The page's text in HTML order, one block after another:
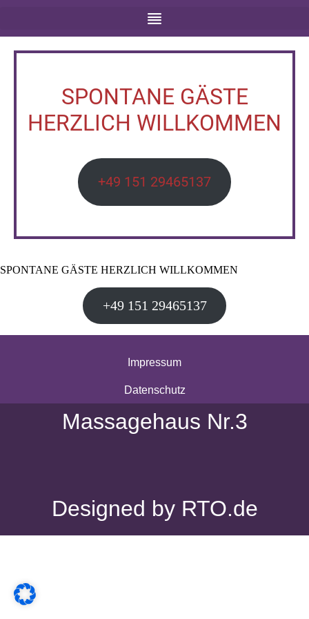
SPONTANE GÄSTE
HERZLICH WILLKOMMEN
+49 151 29465137
SPONTANE GÄSTE HERZLICH WILLKOMMEN
+49 151 29465137
Impressum
Datenschutz
Massagehaus Nr.3
Designed by RTO.de